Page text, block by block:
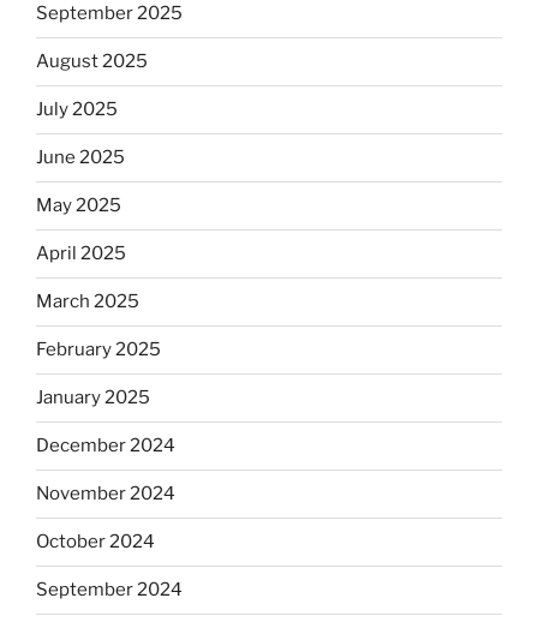
September 2025
August 2025
July 2025
June 2025
May 2025
April 2025
March 2025
February 2025
January 2025
December 2024
November 2024
October 2024
September 2024